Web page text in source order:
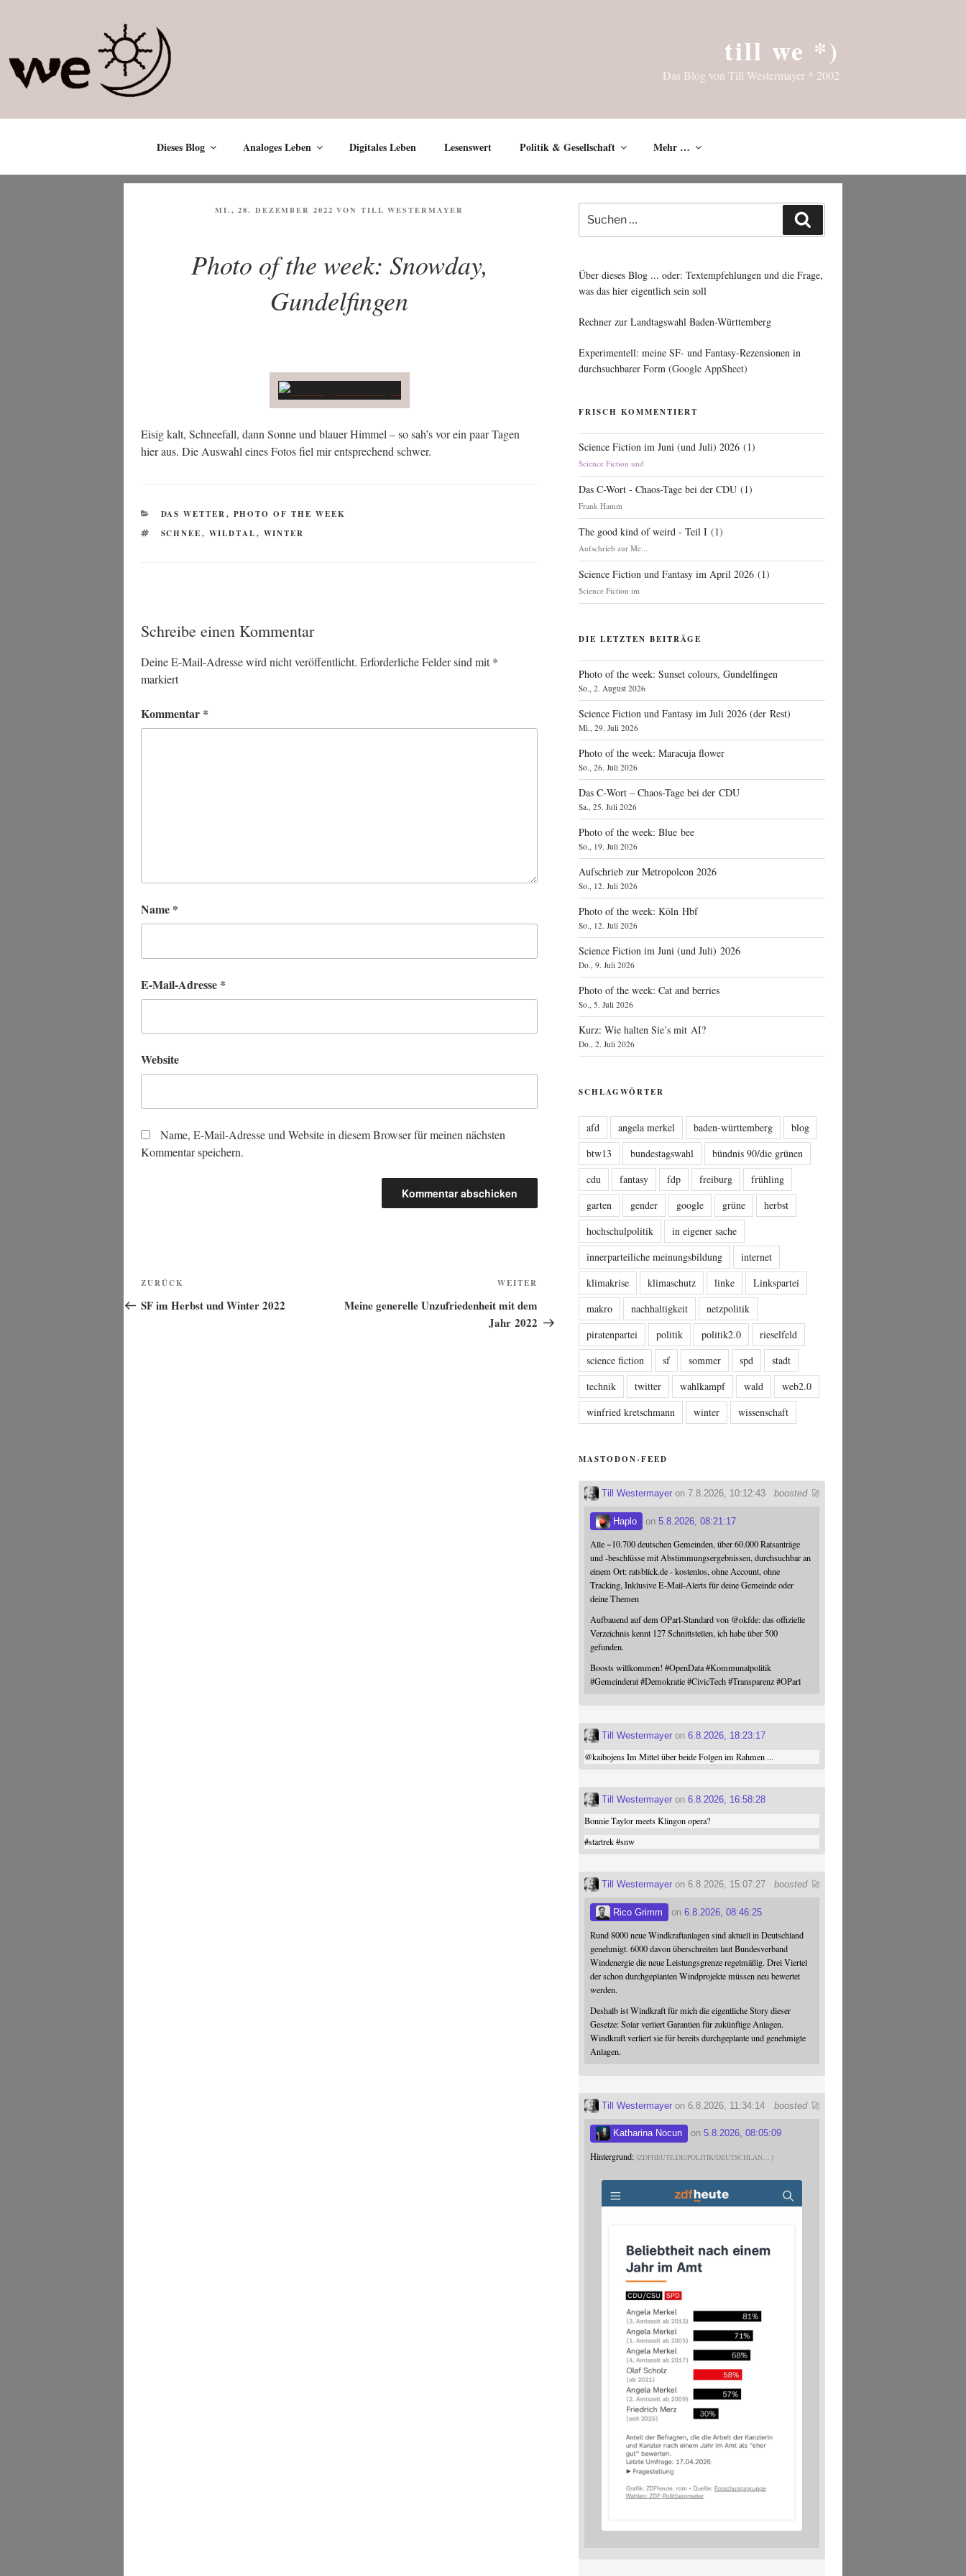
till we *)
Das Blog von Till Westermayer * 2002
Dieses Blog Analoges Leben Digitales Leben Lesenswert Politik & Gesellschaft Mehr …
VERÖFFENTLICHT
MI., 28. DEZEMBER 2022 VON TILL WESTERMAYER
Photo of the week: Snowday,
Gundelfingen
Eisig kalt, Schnee­fall, dann Son­ne und blau­er Him­mel – so sah’s vor ein paar Tagen
hier aus. Die Aus­wahl eines Fotos fiel mir ent­spre­chend schwer.
KATEGORIEN
DAS WETTER, PHOTO OF THE WEEK
SCHLAGWÖRTER
SCHNEE, WILDTAL, WINTER
Schreibe einen Kommentar
Deine E-Mail-Adresse wird nicht veröffentlicht. Erforderliche Felder sind mit*
markiert
Kommentar *
Name *
E-Mail-Adresse *
Website
Name, E-Mail-Adresse und Website in diesem Browser für meinen nächsten
Kommentar speichern.
Beitragsnavigation
Vorheriger
Beitrag
ZURÜCK
SF im Herbst und Winter 2022
WEITER
Meine generelle Unzufriedenheit mit dem
Jahr 2022
nach:
Über dieses Blog ... oder: Textempfehlungen und die Frage,
was das hier eigentlich sein soll
Rechner zur Landtagswahl Baden-Württemberg
Experimentell: meine SF- und Fantasy-Rezensionen in
durchsuchbarer Form (Google AppSheet)
FRISCH KOMMENTIERT
Science Fiction im Juni (und Juli) 2026 (1)
Science Fiction und
Das C-Wort - Chaos-Tage bei der CDU (1)
Frank Hamm
The good kind of weird - Teil I (1)
Aufschrieb zur Me...
Science Fiction und Fantasy im April 2026 (1)
Science Fiction im
DIE LETZTEN BEITRÄGE
Photo of the week: Sunset colours, Gundelfingen
So., 2. August 2026
Science Fiction und Fantasy im Juli 2026 (der Rest)
Mi., 29. Juli 2026
Photo of the week: Maracuja flower
So., 26. Juli 2026
Das C‑Wort – Chaos-Tage bei der CDU
Sa., 25. Juli 2026
Photo of the week: Blue bee
So., 19. Juli 2026
Aufschrieb zur Metropolcon 2026
So., 12. Juli 2026
Photo of the week: Köln Hbf
So., 12. Juli 2026
Science Fiction im Juni (und Juli) 2026
Do., 9. Juli 2026
Photo of the week: Cat and berries
So., 5. Juli 2026
Kurz: Wie halten Sie’s mit AI?
Do., 2. Juli 2026
SCHLAGWÖRTER
afd angela merkel baden-württemberg
blog
btw13
bundestagswahl
bündnis 90/die grünen
cdu
fantasy fdp freiburg
frühling
garten
gender google grüne
herbst
hochschulpolitik
in eigener sache
innerparteiliche meinungsbildung
internet
klimakrise
klimaschutz linke
Linkspartei
makro
nachhaltigkeit
netzpolitik
piratenpartei
politik politik2.0
rieselfeld
science fiction
sf sommer spd
stadt
technik
twitter wahlkampf wald
web2.0
winfried kretschmann
winter wissenschaft
MASTODON-FEED
boosted 🚀
Till Westermayer on 7.8.2026, 10:12:43
Haplo on5.8.2026, 08:21:17
Alle ~10.700 deutschen Gemeinden, über 60.000 Ratsanträge
und -beschlüsse mit Abstimmungsergebnissen, durchsuchbar an
einem Ort: ratsblick.de - kostenlos, ohne Account, ohne
Tracking, Inklusive E-Mail-Alerts für deine Gemeinde oder
deine Themen
Aufbauend auf dem OParl-Standard von @okfde: das offizielle
Verzeichnis kennt 127 Schnittstellen, ich habe über 500
gefunden.
Boosts willkommen!#OpenData #Kommunalpolitik
#Gemeinderat #Demokratie #CivicTech #Transparenz #OParl
Till Westermayer on6.8.2026, 18:23:17
@kaibojensIm Mittel über beide Folgen im Rahmen ...
Till Westermayer on6.8.2026, 16:58:28
Bonnie Taylor meets Klingon opera?
#startrek #snw
boosted 🚀
Till Westermayer on 6.8.2026, 15:07:27
Rico Grimm on6.8.2026, 08:46:25
Rund 8000 neue Windkraftanlagen sind aktuell in Deutschland
genehmigt. 6000 davon überschreiten laut Bundesverband
Windenergie die neue Leistungsgrenze regelmäßig. Drei Viertel
der schon durchgeplanten Windprojekte müssen neu bewertet
werden.
Deshalb ist Windkraft für mich die eigentliche Story dieser
Gesetze: Solar verliert Garantien für zukünftige Anlagen.
Windkraft verliert sie für bereits durchgeplante und genehmigte
Anlagen.
boosted 🚀
Till Westermayer on 6.8.2026, 11:34:14
Katharina Nocun on5.8.2026, 08:05:09
Hintergrund: ZDFHEUTE.DE/POLITIK/DEUTSCHLAN